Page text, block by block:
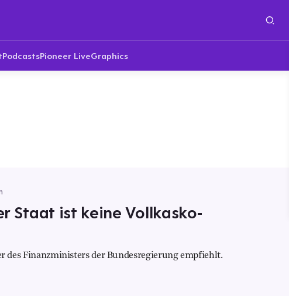
PodcastsPioneer LiveGraphics
Staat ist keine Vollkasko-
des Finanzministers der Bundesregierung empfiehlt.